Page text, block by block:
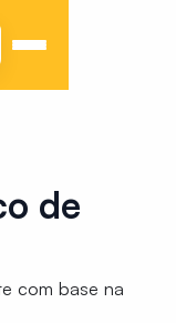
de
com base na